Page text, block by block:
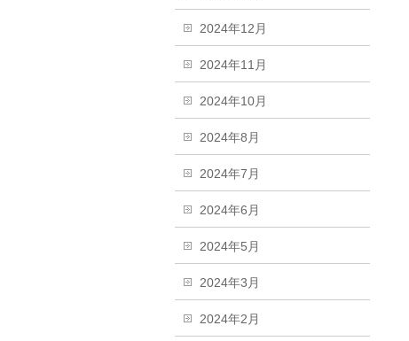
2024年12月
2024年11月
2024年10月
2024年8月
2024年7月
2024年6月
2024年5月
2024年3月
2024年2月